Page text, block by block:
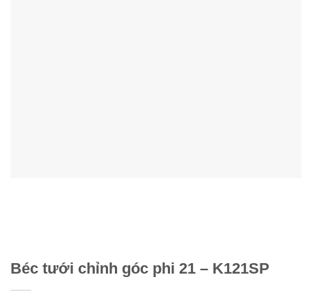
Béc tưới chỉnh góc phi 21 – K121SP